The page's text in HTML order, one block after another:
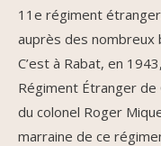
11e régiment
auprès des nombreux
C’est à Rabat, en
Régiment Étranger de
du colonel Roger
marraine de ce